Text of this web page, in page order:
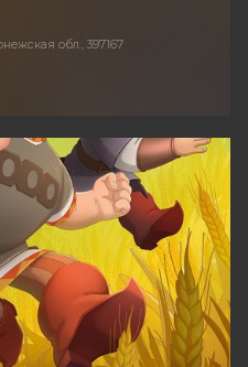
обл., 397167